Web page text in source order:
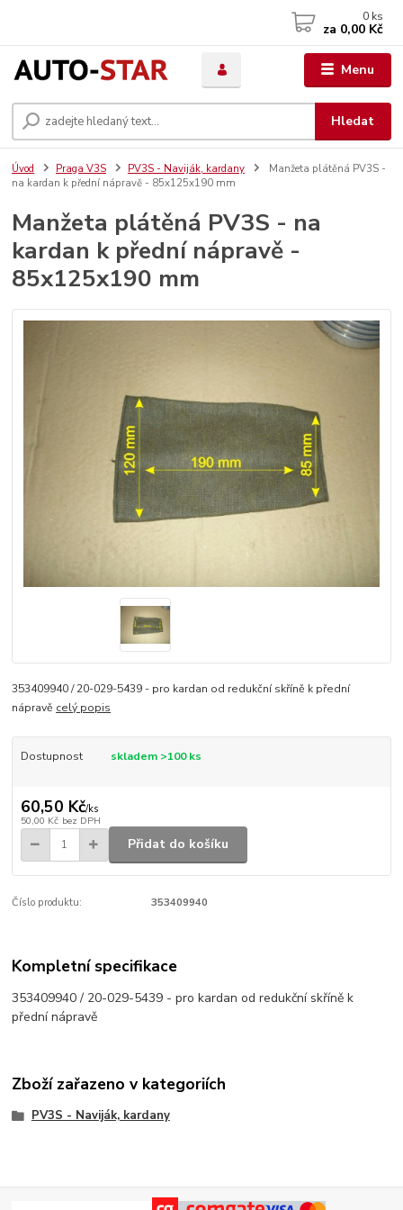
Menu
Hledat
0 ks
za 0,00 Kč
Úvod Praga V3S PV3S - Naviják, kardany
Manžeta plátěná PV3S -
na kardan k přední nápravě - 85x125x190 mm
Manžeta plátěná PV3S - na
kardan k přední nápravě -
85x125x190 mm
353409940 / 20-029-5439 - pro kardan od redukční skříně k přední
nápravě celý popis
Dostupnost skladem >100 ks
60,50 Kč/ks
50,00 Kč bez DPH
Přidat do košíku
Číslo produktu: 353409940
Kompletní specifikace
353409940 / 20-029-5439 - pro kardan od redukční skříně k
přední nápravě
Zboží zařazeno v kategoriích
PV3S - Naviják, kardany